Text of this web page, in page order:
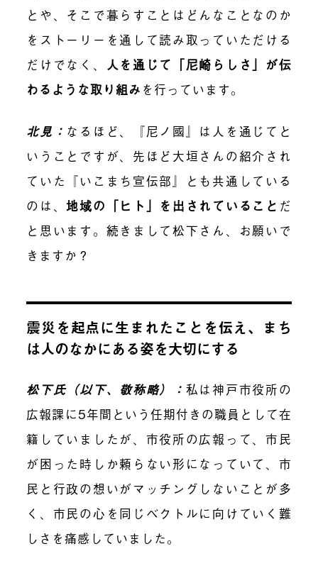
とや、そこで暮らすことはどんなことなのか
をストーリーを通して読み取っていただける
だけでなく、 人を通じて「尼崎らしさ」が伝
わるような取り組み を行っています。
北見： なるほど、『尼ノ國』は人を通じてと
いうことですが、先ほど大垣さんの紹介され
ていた『いこまち宣伝部』とも共通している
のは、地域の「ヒト」を出されていること だ
と思います。続きまして松下さん、お願いで
きますか？
震災を起点に生まれたことを伝え、まち
は人のなかにある姿を大切にする
松下氏（以下、敬称略）： 私は神戸市役所の
広報課に5年間という任期付きの職員として在
籍していましたが、市役所の広報って、市民
が困った時しか頼らない形になっていて、市
民と行政の想いがマッチングしないことが多
く、市民の心を同じベクトルに向けていく難
しさを痛感していました。